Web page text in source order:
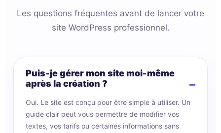
Les questions fréquentes avant de lancer votre
site WordPress professionnel.
Puis-je gérer mon site moi-même
après la création ?
Oui. Le site est conçu pour être simple à utiliser. Un
guide clair peut vous permettre de modifier vos
textes, vos tarifs ou certaines informations sans